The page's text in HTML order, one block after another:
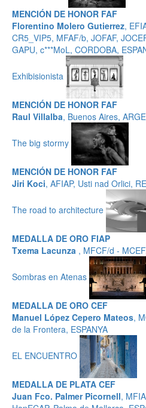
MENCIÓN DE HONOR FAF
Florentino Molero Gutierrez,
CR5_VIP5, MFAF/b, JOFAF,
GAPU, c***MoL, CORDOBA,
Exhibisionista
MENCIÓN DE HONOR FAF
Raul Villalba, Buenos Aires,
The big stormy
MENCIÓN DE HONOR FAF
Jiri Koci, AFIAP, Usti nad Orlici,
The road to architecture
MEDALLA DE ORO FIAP
Txema Lacunza , MFCF/d -
Sombras en Atenas
MEDALLA DE ORO CEF
Manuel López Cepero Mateos,
de la Frontera, ESPANYA
EL ENCUENTRO
MEDALLA DE PLATA CEF
Juan Fco. Palmer Picornell,